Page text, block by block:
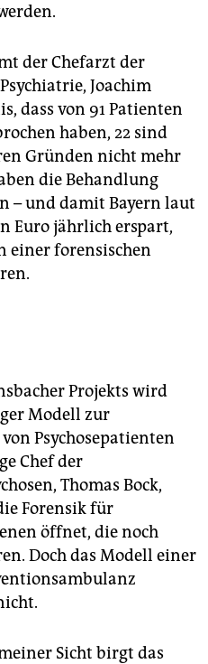
der Chefarzt der
Joachim
dass von 91 Patienten
haben, 22 sind
Gründen nicht mehr
die Behandlung
– und damit Bayern laut
Euro jährlich erspart,
einer forensischen
Projekts wird
Modell zur
Psychosepatienten
Chef der
Thomas Bock,
Forensik für
öffnet, die noch
Doch das Modell einer
Sicht birgt das